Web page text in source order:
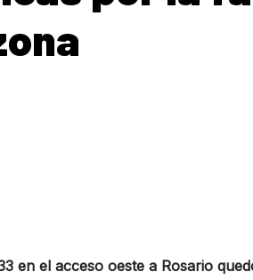
en el acceso oeste a Rosario